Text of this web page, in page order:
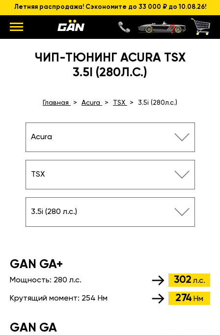
Летняя распродажа! Сэкономите до 33 000 ₽ до 10.08.26!
ЧИП-ТЮНИНГ ACURA TSX
3.5I (280Л.С.)
Главная Acura TSX 3.5i (280л.с.)
Acura
TSX
3.5i (280 л.с.)
GАN GA+
Мощность: 280 л.с. 302 л.с.
Крутящий момент: 254 Нм 274 Нм
GАN GA